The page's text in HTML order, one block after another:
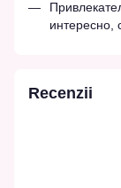
интересно,
Recenzii